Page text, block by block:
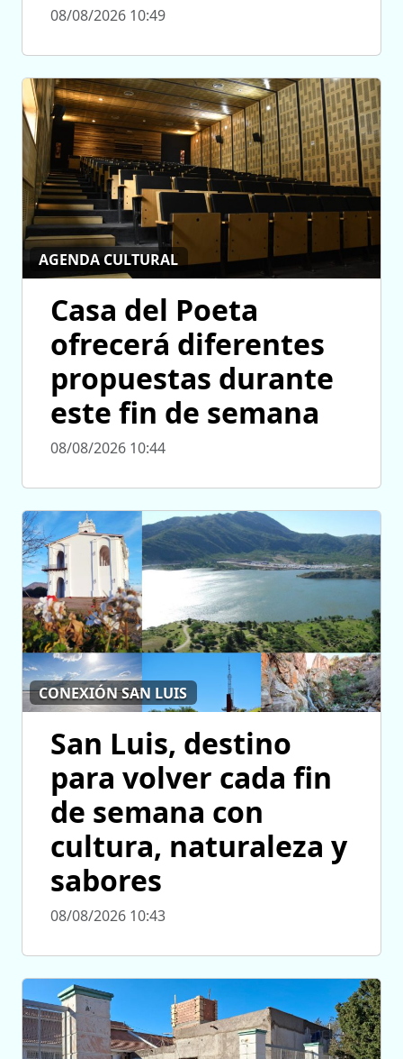
08/08/2026 10:49
AGENDA CULTURAL
Casa del Poeta
ofrecerá diferentes
propuestas durante
este fin de semana
08/08/2026 10:44
CONEXIÓN SAN LUIS
San Luis, destino
para volver cada fin
de semana con
cultura, naturaleza y
sabores
08/08/2026 10:43